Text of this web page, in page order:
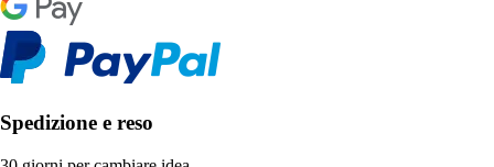
Spedizione e reso